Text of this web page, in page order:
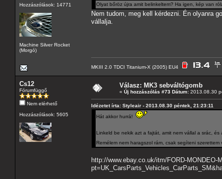
Hozzászólások: 14771
Machine Silver Rocket
(Morgó)
Olyat bőröz újra amit belinkeltem? Ha igen, kép van
Nem tudom, meg kell kérdezni. Én olyanra
vállalja.
MKIII 2.0 TDCI Titanium-X (2005) EU4
Cs12
Fórumfüggő
Nem elérhető
Hozzászólások: 5605
Válasz: MK3 sebváltógomb
« Új hozzászólás #73 Dátum: 2013.08.30
Idézetet írta: Styleair - 2013.08.30 péntek, 21:23:11
Hát akkor hurrá!
Linkeld be nekik azt a fajtát, amit nem vállal a srác,
Remélem nem haragszol rám, csak segíteni
http://www.ebay.co.uk/itm/FORD-MONDEO-